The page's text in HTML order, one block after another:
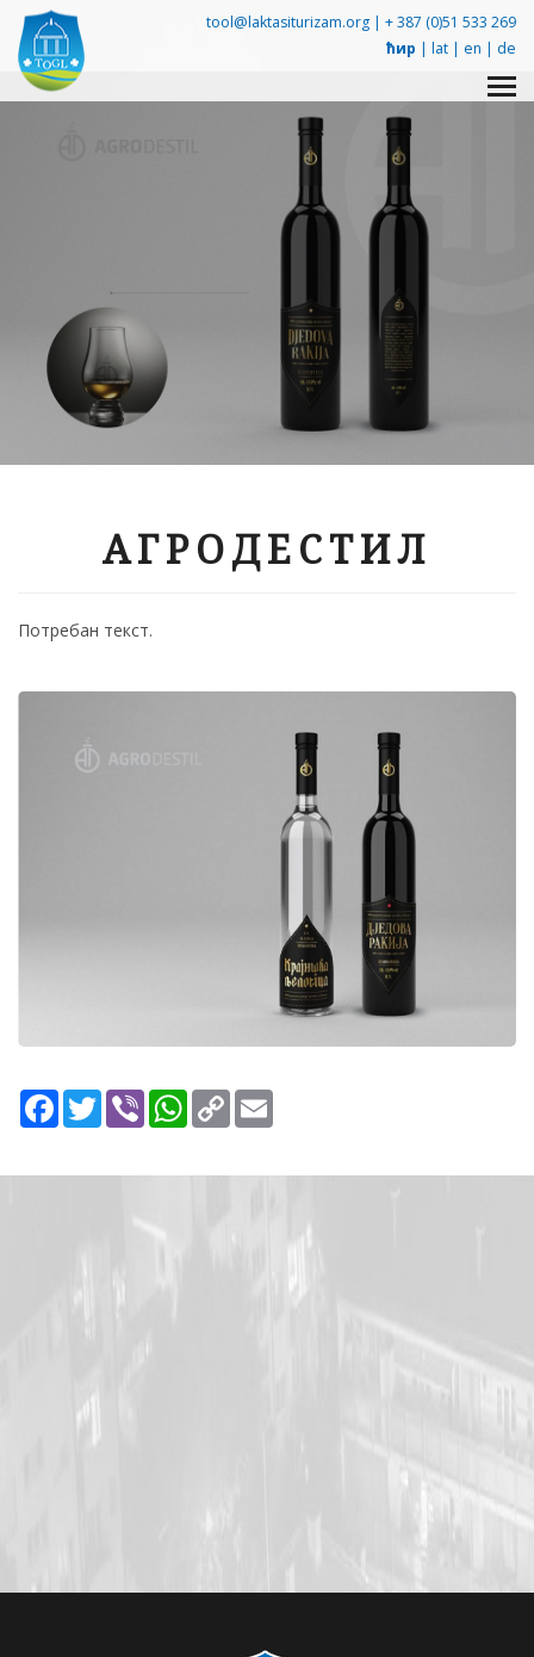
tool@laktasiturizam.org | + 387 (0)51 533 269
ћир | lat | en | de
АГРОДЕСТИЛ
Потребан текст.
Facebook
TwitterViber WhatsApp
Copy
Link